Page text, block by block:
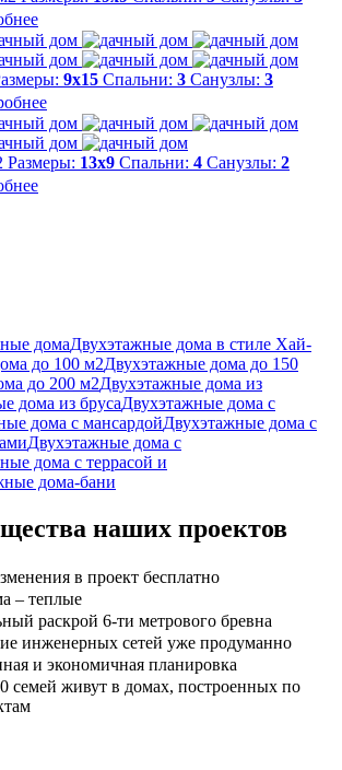
9х15 Спальни: 3 Санузлы: 3
Размеры: 13х9 Спальни: 4 Санузлы: 2
домаДвухэтажные дома в стиле Хай-
до 100 м2Двухэтажные дома до 150
до 200 м2Двухэтажные дома из
дома из брусаДвухэтажные дома с
дома с мансардойДвухэтажные дома с
Двухэтажные дома с
дома с террасой и
дома-бани
наших проектов
в проект бесплатно
– теплые
раскрой 6-ти метрового бревна
инженерных сетей уже продуманно
и экономичная планировка
семей живут в домах, построенных по